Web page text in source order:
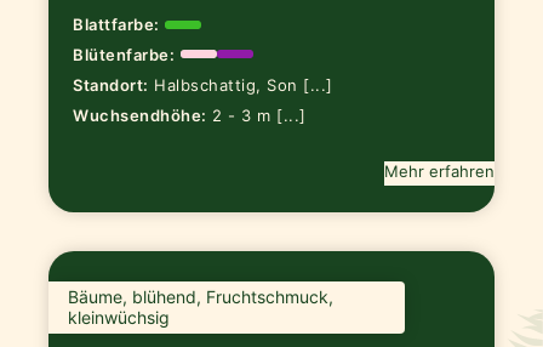
Blattfarbe:
Blütenfarbe:
Standort: Halbschattig, Son [...]
Wuchsendhöhe: 2 - 3 m [...]
Mehr erfahren
Bäume, blühend, Fruchtschmuck,
kleinwüchsig